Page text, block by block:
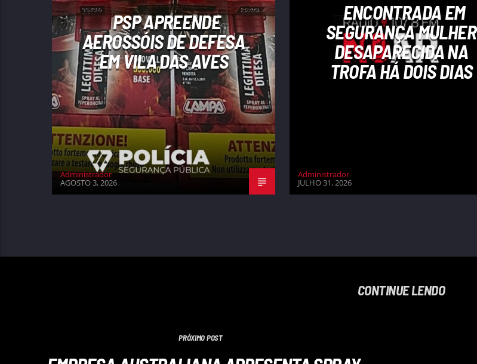
PSP APREENDE
AEROSSÓIS DE DEFESA
EM VILA DAS AVES
Administrador
AGOSTO 3, 2026
ENCONTRADA EM
SEGURANÇA MULHER
DESAPARECIDA NA
TROFA HÁ DOIS DIAS
Administrador
JULHO 31, 2026
CONTINUE LENDO
PRÓXIMO POST